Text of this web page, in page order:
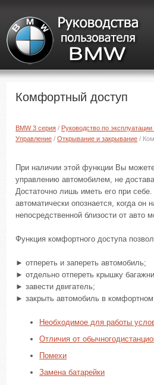
Комфортный доступ
BMW 3 серия / Руководство по
Управление /Открывание и закрывание /
При наличии этой функции Вы
управлению автомобилем, не
Достаточно лишь иметь его при
автоматически опознается, когда он
непосредственной близости от авто
Функция комфортного доступа
► отпереть и запереть автомобиль;
► отдельно отпереть крышку
► завести двигатель;
► закрыть автомобиль в
Необходимое для работы
Отличия от
Помехи
Замена батарейки